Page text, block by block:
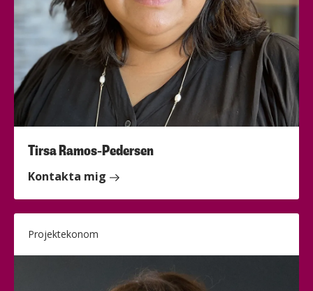
Tirsa Ramos-Pedersen
Kontakta mig
Projektekonom